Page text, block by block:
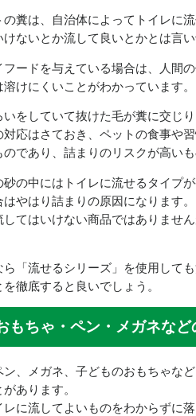
糞は、自治体によってトイレに
ないとか流して良いとかとは言
フードを与えている場合は、人間
けにくいことがわかっています。
をしていて抜けた毛が糞に交じ
応はさておき、ペットの食事や
であり、詰まりのリスクが高いも
の中にはトイレに流せるタイプ
やはり詰まりの原因になります。
してはいけない商品ではありませ
ら「流せるシリーズ」を使用して
徹底すると良いでしょう。
もちゃ・ペン・メガネな
、メガネ、子どものおもちゃな
あります。
に流してよいものをわからずに